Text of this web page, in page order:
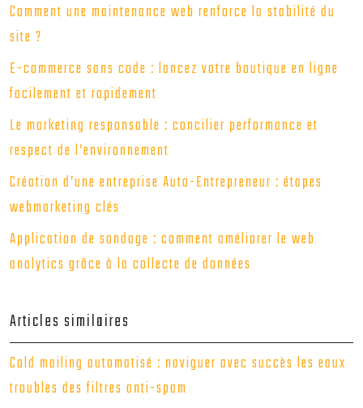
Comment une maintenance web renforce la stabilité du
site ?
E-commerce sans code : lancez votre boutique en ligne
facilement et rapidement
Le marketing responsable : concilier performance et
respect de l’environnement
Création d’une entreprise Auto-Entrepreneur : étapes
webmarketing clés
Application de sondage : comment améliorer le web
analytics grâce à la collecte de données
Articles similaires
Cold mailing automatisé : naviguer avec succès les eaux
troubles des filtres anti-spam